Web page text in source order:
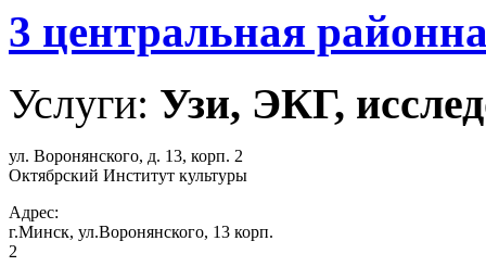
3 центральная
Услуги: Узи, ЭКГ,
ул. Воронянского, д. 13, корп. 2
Октябрский Институт культуры
Адрес:
г.Минск, ул.Воронянского, 13 корп.
2